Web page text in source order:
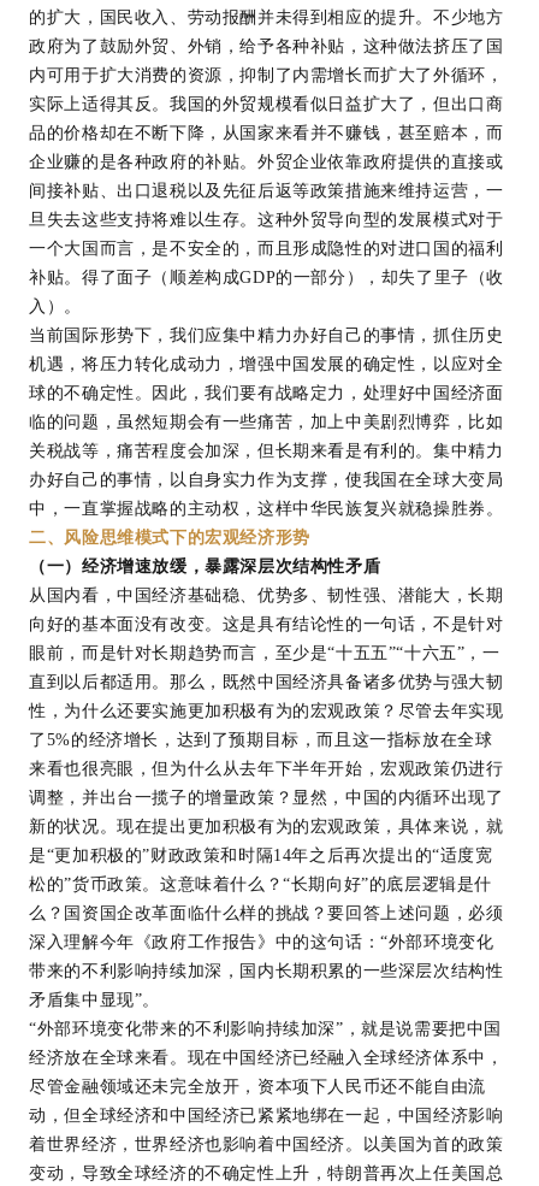
的扩大，国民收入、劳动报酬并未得到相应的提升。不少地方
政府为了鼓励外贸、外销，给予各种补贴，这种做法挤压了国
内可用于扩大消费的资源，抑制了内需增长而扩大了外循环，
实际上适得其反。我国的外贸规模看似日益扩大了，但出口商
品的价格却在不断下降，从国家来看并不赚钱，甚至赔本，而
企业赚的是各种政府的补贴。外贸企业依靠政府提供的直接或
间接补贴、出口退税以及先征后返等政策措施来维持运营，一
旦失去这些支持将难以生存。这种外贸导向型的发展模式对于
一个大国而言，是不安全的，而且形成隐性的对进口国的福利
补贴。得了面子（顺差构成GDP的一部分），却失了里子（收
入）。
当前国际形势下，我们应集中精力办好自己的事情，抓住历史
机遇，将压力转化成动力，增强中国发展的确定性，以应对全
球的不确定性。因此，我们要有战略定力，处理好中国经济面
临的问题，虽然短期会有一些痛苦，加上中美剧烈博弈，比如
关税战等，痛苦程度会加深，但长期来看是有利的。集中精力
办好自己的事情，以自身实力作为支撑，使我国在全球大变局
中，一直掌握战略的主动权，这样中华民族复兴就稳操胜券。
二、风险思维模式下的宏观经济形势
（一）经济增速放缓，暴露深层次结构性矛盾
从国内看，中国经济基础稳、优势多、韧性强、潜能大，长期
向好的基本面没有改变。这是具有结论性的一句话，不是针对
眼前，而是针对长期趋势而言，至少是“十五五”“十六五”，一
直到以后都适用。那么，既然中国经济具备诸多优势与强大韧
性，为什么还要实施更加积极有为的宏观政策？尽管去年实现
了5%的经济增长，达到了预期目标，而且这一指标放在全球
来看也很亮眼，但为什么从去年下半年开始，宏观政策仍进行
调整，并出台一揽子的增量政策？显然，中国的内循环出现了
新的状况。现在提出更加积极有为的宏观政策，具体来说，就
是“更加积极的”财政政策和时隔14年之后再次提出的“适度宽
松的”货币政策。这意味着什么？“长期向好”的底层逻辑是什
么？国资国企改革面临什么样的挑战？要回答上述问题，必须
深入理解今年《政府工作报告》中的这句话：“外部环境变化
带来的不利影响持续加深，国内长期积累的一些深层次结构性
矛盾集中显现”。
“外部环境变化带来的不利影响持续加深”，就是说需要把中国
经济放在全球来看。现在中国经济已经融入全球经济体系中，
尽管金融领域还未完全放开，资本项下人民币还不能自由流
动，但全球经济和中国经济已紧紧地绑在一起，中国经济影响
着世界经济，世界经济也影响着中国经济。以美国为首的政策
变动，导致全球经济的不确定性上升，特朗普再次上任美国总